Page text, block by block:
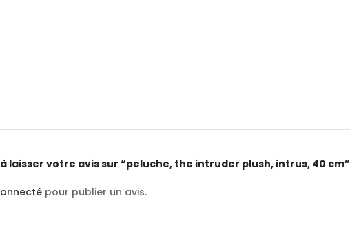
laisser votre avis sur “peluche, the intruder plush, intrus, 40 cm”
pour publier un avis.